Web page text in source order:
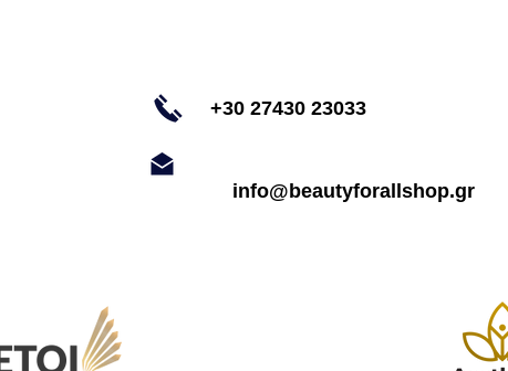
+30 27430 23033
info@beautyforallshop.gr